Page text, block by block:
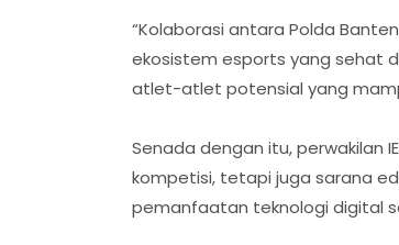
“Kolaborasi antara Polda
ekosistem esports yang sehat
atlet-atlet potensial yang
Senada dengan itu, perwakilan
kompetisi, tetapi juga sarana
pemanfaatan teknologi digital